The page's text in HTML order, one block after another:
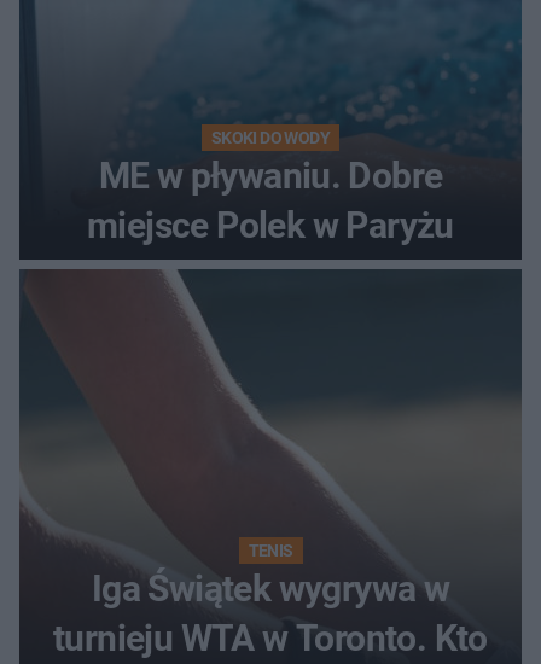
SKOKI DO WODY
ME w pływaniu. Dobre
miejsce Polek w Paryżu
TENIS
Iga Świątek wygrywa w
turnieju WTA w Toronto. Kto